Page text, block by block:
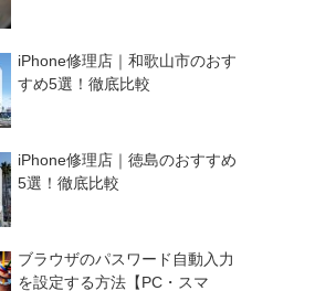
iPhone修理店｜和歌山市のおす
すめ5選！徹底比較
iPhone修理店｜徳島のおすすめ
5選！徹底比較
ブラウザのパスワード自動入力
を設定する方法【PC・スマ